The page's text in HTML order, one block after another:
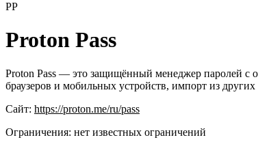
PP
Proton Pass
Proton Pass — это защищённый менеджер паролей с
браузеров и мобильных устройств, импорт из
Сайт: https://proton.me/ru/pass
Ограничения: нет известных ограничений